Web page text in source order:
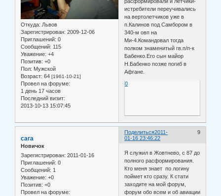
Откуда: Львов
Зарегистрирован: 2009-12-06
Приглашений: 0
Сообщений: 115
Уважение: +4
Позитив: +0
Пол: Мужской
Возраст: 64 [1961-10-21]
Провел на форуме:
1 день 17 часов
Последний визит:
2013-10-13 15:07:45
истребители переучивались
на вертолетчиков уже в
п.Калинов под Самбором в
340-м овп на
Ми-4.Командовал тогда
полком знаменитый гв.п/п-к
Бабенко.Его сын майор
Н.Бабенко позже погиб в
Афгане.
0
Поделиться 9
2011-
01-16 23:46:22
сага
Новичок
Зарегистрирован: 2011-01-16
Приглашений: 0
Сообщений: 1
Уважение: +0
Позитив: +0
Провел на форуме:
Я служил в Жовтнево, с 87 до
полного расформирования.
Кто меня знает по логину
поймет кто сразу. К стати
заходите на мой форум,
форум обо всем и об авиации